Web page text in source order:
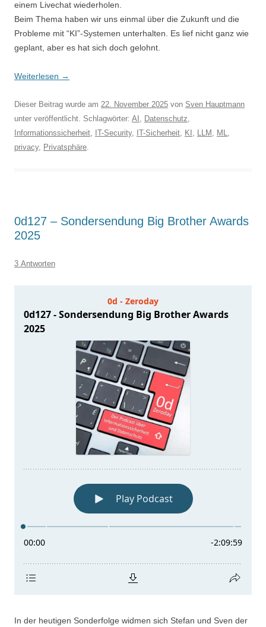
einem Livechat wiederholen.
Beim Thema haben wir uns einmal über die Zukunft und die
Probleme mit “KI”-Systemen unterhalten. Es lief nicht ganz wie
geplant, aber es hat sich doch gelohnt.
Weiterlesen →
Dieser Beitrag wurde am 22. November 2025 von Sven Hauptmann
unter veröffentlicht. Schlagwörter: AI , Datenschutz,
Informationssicherheit, IT-Security, IT-Sicherheit, KI , LLM , ML,
privacy, Privatsphäre.
0d127 – Sondersendung Big Brother Awards
2025
3 Antworten
In der heutigen Sonderfolge widmen sich Stefan und Sven der